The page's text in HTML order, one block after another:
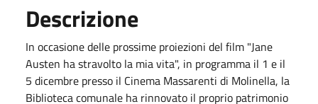
Descrizione
In occasione delle prossime proiezioni del film "Jane
Austen ha stravolto la mia vita", in programma il 1 e il
5 dicembre presso il Cinema Massarenti di Molinella, la
Biblioteca comunale ha rinnovato il proprio patrimonio